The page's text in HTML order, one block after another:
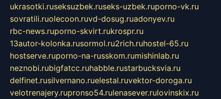
ukrasotki.ruseksuzbek.ruseks-uzbek.ruporno-vk.ru
sovratili.ruolecoon.ruvd-dosug.ruadonyev.ru
rbc-news.ruporno-skvirt.rukrospr.ru
13autor-kolonka.rusormol.ru2rich.ruhostel-65.ru
hostserve.ruporno-na-russkom.rumishinlab.ru
neznobi.rubigfatcc.ruhabble.rustarbucksvia.ru
delfinet.rusilvernano.ruelestal.ruvektor-doroga.ru
velotrenajery.rupronso54.rulenasever.rulovinskix.ru